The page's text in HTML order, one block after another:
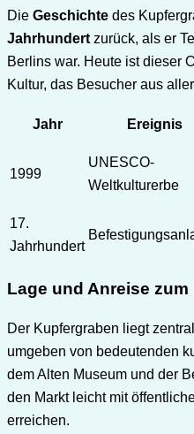
Die Geschichte des
Jahrhundert zurück, als er
Berlins war. Heute ist dieser
Kultur, das Besucher aus
Jahr Ereignis
1999
UNESCO-
Weltkulturerbe
17.
Jahrhundert
Lage und Anreise
Der Kupfergraben liegt
umgeben von bedeutenden
dem Alten Museum und der
den Markt leicht mit
erreichen.